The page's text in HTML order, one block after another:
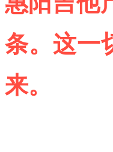
条。这一
来。